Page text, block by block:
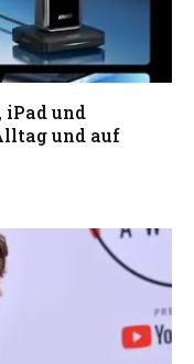
iPad und
und auf